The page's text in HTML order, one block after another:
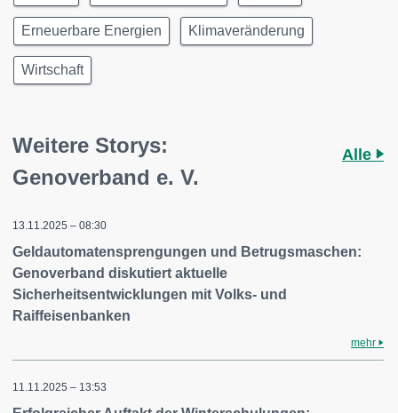
Erneuerbare Energien Klimaveränderung
Wirtschaft
Weitere Storys:
Genoverband e. V.
Alle
13.11.2025 – 08:30
Geldautomatensprengungen und Betrugsmaschen:
Genoverband diskutiert aktuelle
Sicherheitsentwicklungen mit Volks- und
Raiffeisenbanken
mehr
11.11.2025 – 13:53